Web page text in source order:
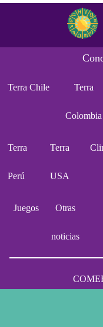
Terra Chile Terra
Colombia
Terra
Perú
Terra
USA
Juegos Otras
noticias